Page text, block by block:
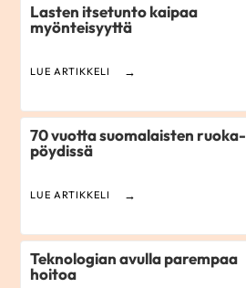
Lasten itsetunto kaipaa
myönteisyyttä
LUE ARTIKKELI
70 vuotta suomalaisten ruoka­
pöydissä
LUE ARTIKKELI
Teknologian avulla parempaa
hoitoa